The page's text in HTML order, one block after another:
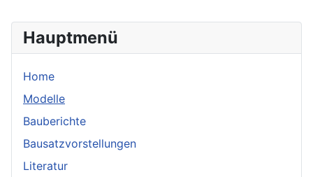
Hauptmenü
Home
Modelle
Bauberichte
Bausatzvorstellungen
Literatur